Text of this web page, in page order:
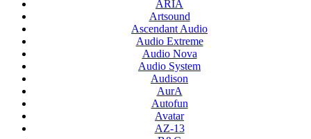
ARIA
Artsound
Ascendant Audio
Audio Extreme
Audio Nova
Audio System
Audison
AurA
Autofun
Avatar
AZ-13